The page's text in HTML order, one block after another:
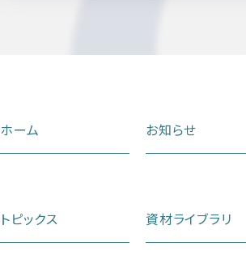
ホーム お知らせ
トピックス 資材ライブラリ